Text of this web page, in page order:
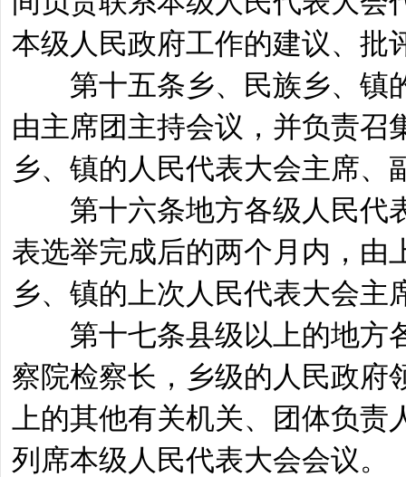
本级人民政府工作的建议、批
第十五条乡、民族乡、镇的
由主席团主持会议，并负责召
乡、镇的人民代表大会主席、
第十六条地方各级人民代表
表选举完成后的两个月内，由
乡、镇的上次人民代表大会主
第十七条县级以上的地方各
察院检察长，乡级的人民政府
上的其他有关机关、团体负责
列席本级人民代表大会会议。